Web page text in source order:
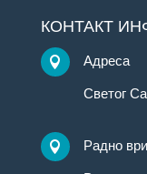
КОНТАКТ
 Адреса
Светог
 Радно